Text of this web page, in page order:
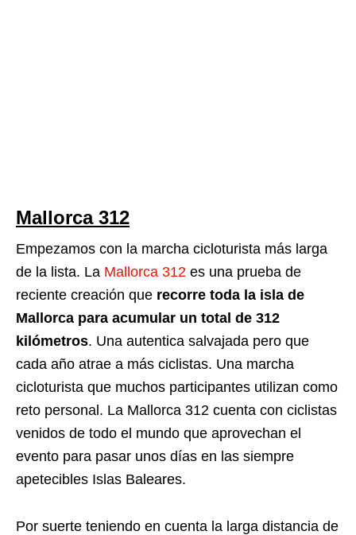
Mallorca 312
Empezamos con la marcha cicloturista más larga
de la lista. La Mallorca 312 es una prueba de
reciente creación que recorre toda la isla de
Mallorca para acumular un total de 312
kilómetros. Una autentica salvajada pero que
cada año atrae a más ciclistas. Una marcha
cicloturista que muchos participantes utilizan como
reto personal. La Mallorca 312 cuenta con ciclistas
venidos de todo el mundo que aprovechan el
evento para pasar unos días en las siempre
apetecibles Islas Baleares.
Por suerte teniendo en cuenta la larga distancia de